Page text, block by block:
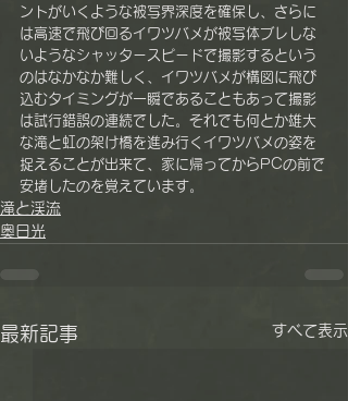
ントがいくような被写界深度を確保し、さらに
は高速で飛び回るイワツバメが被写体ブレしな
いようなシャッタースピードで撮影するという
のはなかなか難しく、イワツバメが構図に飛び
込むタイミングが一瞬であることもあって撮影
は試行錯誤の連続でした。それでも何とか雄大
な滝と虹の架け橋を進み行くイワツバメの姿を
捉えることが出来て、家に帰ってからPCの前で
安堵したのを覚えています。
滝と渓流
奥日光
最新記事 すべて表示